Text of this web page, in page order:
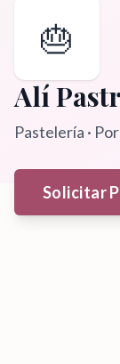
🎂
Alí
Pastelería ·
Solicitar